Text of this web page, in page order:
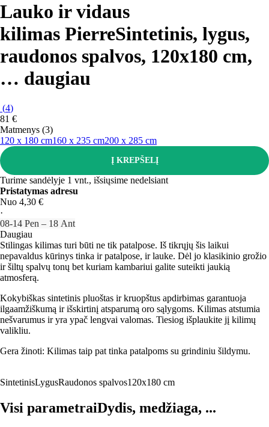
Lauko ir vidaus
kilimas PierreSintetinis, lygus,
raudonos spalvos, 120x180 cm,
… daugiau
(4)
81 €
Matmenys (3)
120 x 180 cm160 x 235 cm200 x 285 cm
Į KREPŠELĮ
Turime sandėlyje 1 vnt., išsiųsime nedelsiant
Pristatymas adresu
Nuo 4,30 €
·
08‑14 Pen – 18 Ant
Daugiau
Stilingas kilimas turi būti ne tik patalpose. Iš tikrųjų šis laikui
nepavaldus kūrinys tinka ir patalpose, ir lauke. Dėl jo klasikinio grožio
ir šiltų spalvų tonų bet kuriam kambariui galite suteikti jaukią
atmosferą.
Kokybiškas sintetinis pluoštas ir kruopštus apdirbimas garantuoja
ilgaamžiškumą ir išskirtinį atsparumą oro sąlygoms. Kilimas atstumia
nešvarumus ir yra ypač lengvai valomas. Tiesiog išplaukite jį kilimų
valikliu.
Gera žinoti: Kilimas taip pat tinka patalpoms su grindiniu šildymu.
SintetinisLygusRaudonos spalvos120x180 cm
Visi parametraiDydis, medžiaga, ...